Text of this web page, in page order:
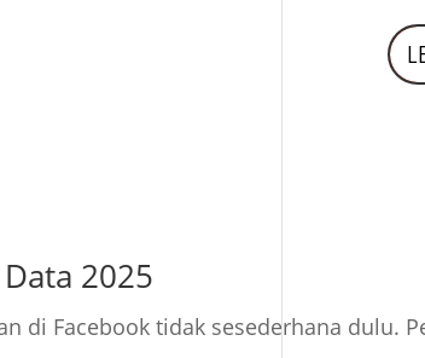
2025
di Facebook tidak sesederhana dulu.